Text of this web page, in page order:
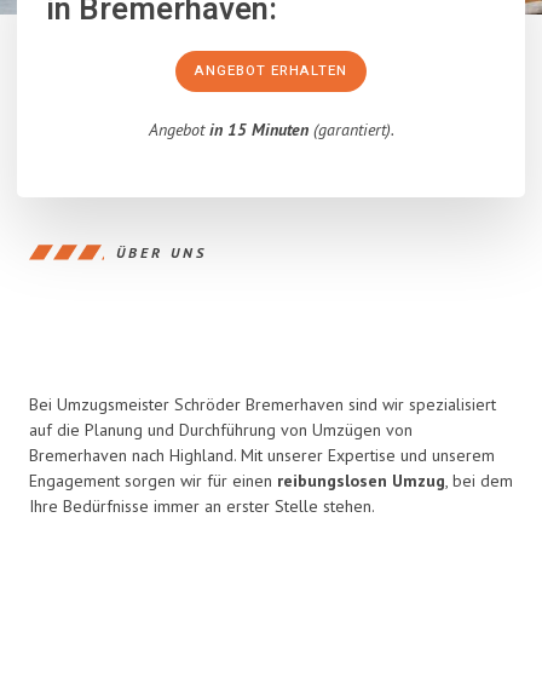
in Bremerhaven:
ANGEBOT ERHALTEN
Angebotin 15 Minuten(garantiert).
ÜBER UNS
Bei Umzugsmeister Schröder Bremerhaven sind wir spezialisiert
auf die Planung und Durchführung von Umzügen von
Bremerhaven nach Highland. Mit unserer Expertise und unserem
Engagement sorgen wir für einen reibungslosen Umzug, bei dem
Ihre Bedürfnisse immer an erster Stelle stehen.